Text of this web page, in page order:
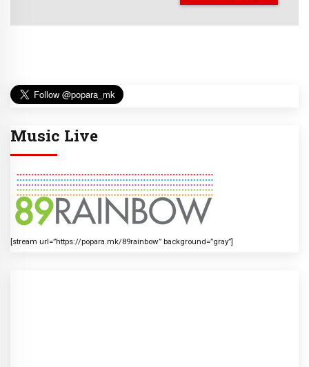
Music Live
[stream url=”https://popara.mk/89rainbow” background=”gray”]